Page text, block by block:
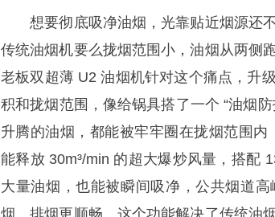
想要彻底吸净油烟，光靠贴近烟源还不
传统油烟机要么拢烟范围小，油烟从两侧
老板双超薄 U2 油烟机针对这个痛点，升
积和拢烟范围，像给锅具搭了一个 “油烟
升腾的油烟，都能被牢牢圈在拢烟范围内
能释放 30m³/min 的超大爆炒风量，搭配
大量油烟，也能被瞬间吸净，公共烟道
烟、排烟更顺畅。这个功能解决了传统油